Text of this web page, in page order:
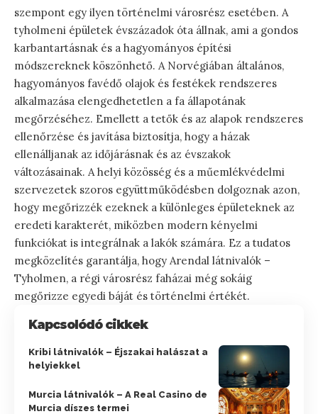
szempont egy ilyen történelmi városrész esetében. A
tyholmeni épületek évszázadok óta állnak, ami a gondos
karbantartásnak és a hagyományos építési
módszereknek köszönhető. A Norvégiában általános,
hagyományos favédő olajok és festékek rendszeres
alkalmazása elengedhetetlen a fa állapotának
megőrzéséhez. Emellett a tetők és az alapok rendszeres
ellenőrzése és javítása biztosítja, hogy a házak
ellenálljanak az időjárásnak és az évszakok
változásainak. A helyi közösség és a műemlékvédelmi
szervezetek szoros együttműködésben dolgoznak azon,
hogy megőrizzék ezeknek a különleges épületeknek az
eredeti karakterét, miközben modern kényelmi
funkciókat is integrálnak a lakók számára. Ez a tudatos
megközelítés garantálja, hogy Arendal látnivalók –
Tyholmen, a régi városrész faházai még sokáig
megőrizze egyedi báját és történelmi értékét.
Kapcsolódó cikkek
Kribi látnivalók – Éjszakai halászat a
helyiekkel
Murcia látnivalók – A Real Casino de
Murcia díszes termei